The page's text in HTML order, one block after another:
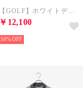
￥12,100
50%